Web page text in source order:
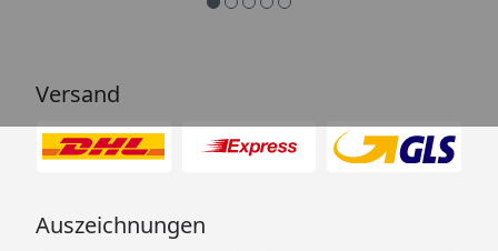
Versand
Auszeichnungen